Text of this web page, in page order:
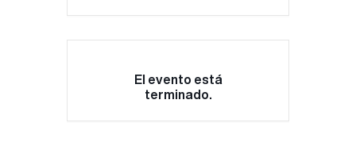
El evento está
terminado.